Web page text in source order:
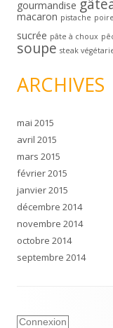
gourmandise
macaron pistache
sucrée pâte à choux
soupe steak
ARCHIVES
mai 2015
avril 2015
mars 2015
février 2015
janvier 2015
décembre 2014
novembre 2014
octobre 2014
septembre 2014
Connexion